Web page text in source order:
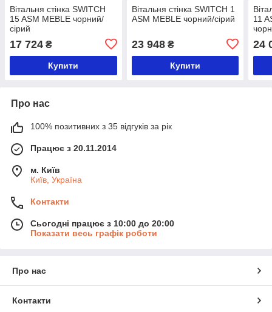
Вітальня стінка SWITCH
15 ASM MEBLE чорний/
сірий
17 724 ₴
Купити
Вітальня стінка SWITCH 1
ASM MEBLE чорний/сірий
23 948₴
Купити
11
24
Про нас
100% позитивних з 35 відгуків за рік
Працює з 20.11.2014
м. Київ
Київ, Україна
Контакти
Сьогодні працює з 10:00 до 20:00
Показати весь графік роботи
Про нас
Контакти